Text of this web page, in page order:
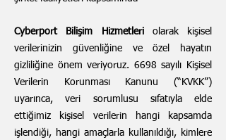
Cyberport Bilişim Hizmetleriolarak kişisel
verilerinizin güvenliğine ve özel hayatın
gizliliğine önem veriyoruz. 6698 sayılı Kişisel
Verilerin Korunması Kanunu (“KVKK”)
uyarınca, veri sorumlusu sıfatıyla elde
ettiğimiz kişisel verilerin hangi kapsamda
işlendiği, hangi amaçlarla kullanıldığı, kimlere